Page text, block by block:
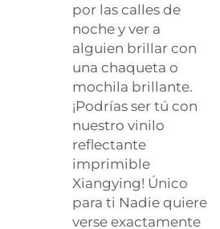
por las calles de
noche y ver a
alguien brillar con
una chaqueta o
mochila brillante.
¡Podrías ser tú con
nuestro vinilo
reflectante
imprimible
Xiangying! Único
para ti Nadie quiere
verse exactamente